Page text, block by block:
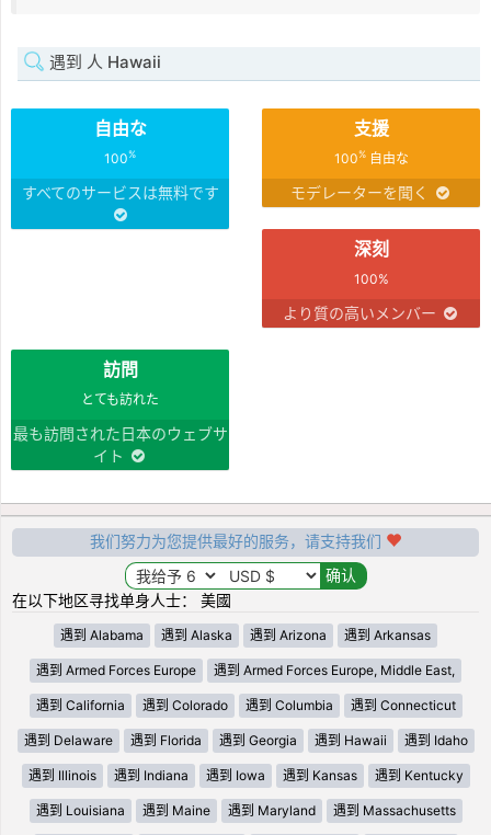
遇到 人 Hawaii
自由な
100%
すべてのサービスは無料です
支援
100%自由な
モデレーターを聞く
深刻
100%
より質の高いメンバー
訪問
とても訪れた
最も訪問された日本のウェブサ
イト
我们努力为您提供最好的服务，请支持我们
在以下地区寻找单身人士： 美國
遇到 Alabama 遇到 Alaska 遇到 Arizona 遇到 Arkansas
遇到 Armed Forces Europe 遇到 Armed Forces Europe, Middle East,
遇到 California 遇到 Colorado 遇到 Columbia 遇到 Connecticut
遇到 Delaware 遇到 Florida 遇到 Georgia 遇到 Hawaii 遇到 Idaho
遇到 Illinois 遇到 Indiana 遇到 Iowa 遇到 Kansas 遇到 Kentucky
遇到 Louisiana 遇到 Maine 遇到 Maryland 遇到 Massachusetts